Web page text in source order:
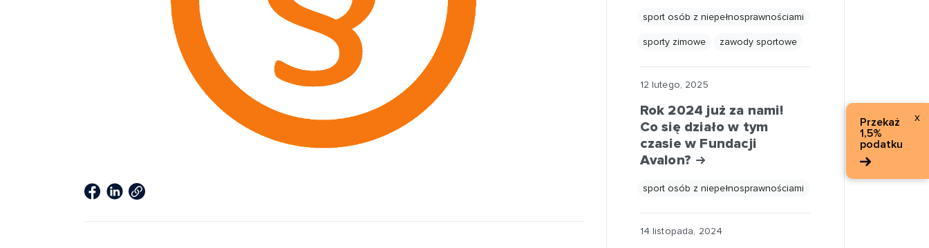
Przekaż
1,5%
podatku
x
sport osób z niepełnosprawnościami
sporty zimowe zawody sportowe
12 lutego, 2025
Rok 2024 już za nami!
Co się działo w tym
czasie w Fundacji
Avalon?
sport osób z niepełnosprawnościami
14 listopada, 2024